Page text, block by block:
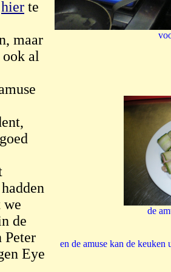
hier te
maar
al
we
de
Peter
Eye
de
en de amuse kan de keuken